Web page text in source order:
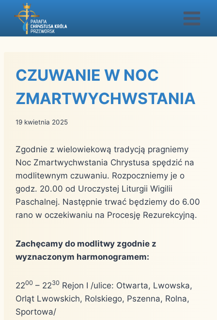
Przejdź
CZUWANIE W NOC
ZMARTWYCHWSTANIA
19 kwietnia 2025
Zgodnie z wielowiekową tradycją pragniemy
Noc Zmartwychwstania Chrystusa spędzić na
modlitewnym czuwaniu. Rozpoczniemy je o
godz. 20.00 od Uroczystej Liturgii Wigilii
Paschalnej. Następnie trwać będziemy do 6.00
rano w oczekiwaniu na Procesję Rezurekcyjną.
Zachęcamy do modlitwy zgodnie z
wyznaczonym harmonogramem:
2200 – 2230 Rejon I /ulice: Otwarta, Lwowska,
Orląt Lwowskich, Rolskiego, Pszenna, Rolna,
Sportowa/